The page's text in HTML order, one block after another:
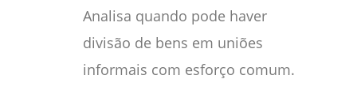
Analisa quando pode haver
divisão de bens em uniões
informais com esforço comum.